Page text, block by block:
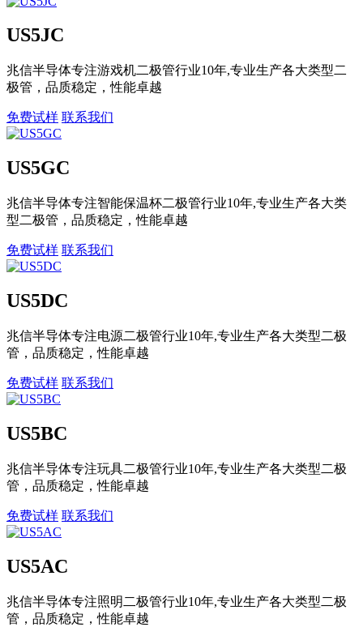
US5JC
兆信半导体专注游戏机二极管行业10年,专业生产各大类型二
极管，品质稳定，性能卓越
免费试样 联系我们
US5GC
兆信半导体专注智能保温杯二极管行业10年,专业生产各大类
型二极管，品质稳定，性能卓越
免费试样 联系我们
US5DC
兆信半导体专注电源二极管行业10年,专业生产各大类型二极
管，品质稳定，性能卓越
免费试样 联系我们
US5BC
兆信半导体专注玩具二极管行业10年,专业生产各大类型二极
管，品质稳定，性能卓越
免费试样 联系我们
US5AC
兆信半导体专注照明二极管行业10年,专业生产各大类型二极
管，品质稳定，性能卓越